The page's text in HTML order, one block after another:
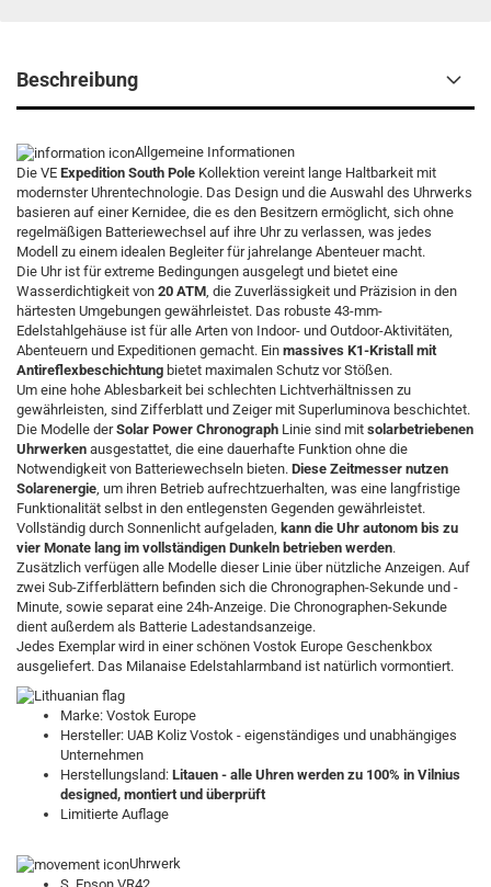
Beschreibung
Allgemeine Informationen
Die VE Expedition South Pole Kollektion vereint lange Haltbarkeit mit
modernster Uhrentechnologie. Das Design und die Auswahl des Uhrwerks
basieren auf einer Kernidee, die es den Besitzern ermöglicht, sich ohne
regelmäßigen Batteriewechsel auf ihre Uhr zu verlassen, was jedes
Modell zu einem idealen Begleiter für jahrelange Abenteuer macht.
Die Uhr ist für extreme Bedingungen ausgelegt und bietet eine
Wasserdichtigkeit von 20 ATM , die Zuverlässigkeit und Präzision in den
härtesten Umgebungen gewährleistet. Das robuste 43-mm-
Edelstahlgehäuse ist für alle Arten von Indoor- und Outdoor-Aktivitäten,
Abenteuern und Expeditionen gemacht. Ein massives K1-Kristall mit
Antireflexbeschichtung bietet maximalen Schutz vor Stößen.
Um eine hohe Ablesbarkeit bei schlechten Lichtverhältnissen zu
gewährleisten, sind Zifferblatt und Zeiger mit Superluminova beschichtet.
Die Modelle derSolar Power Chronograph Linie sind mit solarbetriebenen
Uhrwerken ausgestattet, die eine dauerhafte Funktion ohne die
Notwendigkeit von Batteriewechseln bieten. Diese Zeitmesser nutzen
Solarenergie , um ihren Betrieb aufrechtzuerhalten, was eine langfristige
Funktionalität selbst in den entlegensten Gegenden gewährleistet.
Vollständig durch Sonnenlicht aufgeladen, kann die Uhr autonom bis zu
vier Monate lang im vollständigen Dunkeln betrieben werden.
Zusätzlich verfügen alle Modelle dieser Linie über nützliche Anzeigen. Auf
zwei Sub-Zifferblättern befinden sich die Chronographen-Sekunde und -
Minute, sowie separat eine 24h-Anzeige. Die Chronographen-Sekunde
dient außerdem als Batterie Ladestandsanzeige.
Jedes Exemplar wird in einer schönen Vostok Europe Geschenkbox
ausgeliefert. Das Milanaise Edelstahlarmband ist natürlich vormontiert.
Marke: Vostok Europe
Hersteller: UAB Koliz Vostok - eigenständiges und unabhängiges
Unternehmen
Herstellungsland: Litauen - alle Uhren werden zu 100% in Vilnius
designed, montiert und überprüft
Limitierte Auflage
Uhrwerk